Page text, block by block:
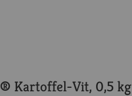
Kartoffel-Vit, 0,5 kg